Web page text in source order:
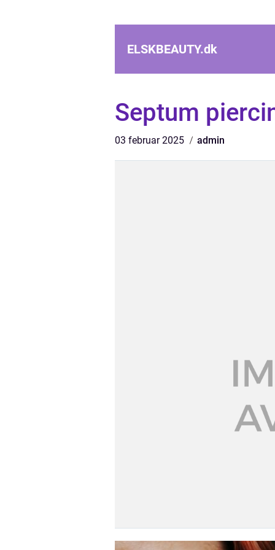
ELSKBEAUTY.dk
Septum
03 februar 2025 admin